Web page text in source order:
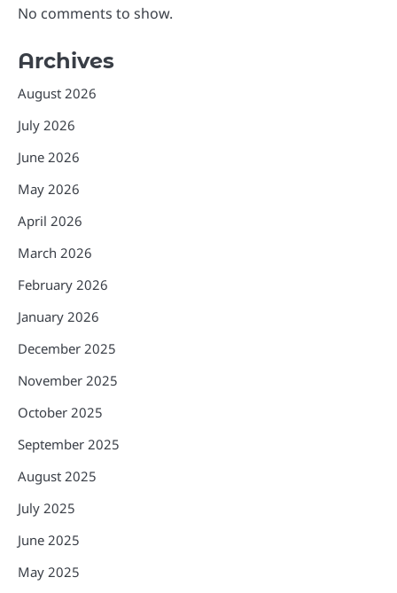
No comments to show.
Archives
August 2026
July 2026
June 2026
May 2026
April 2026
March 2026
February 2026
January 2026
December 2025
November 2025
October 2025
September 2025
August 2025
July 2025
June 2025
May 2025